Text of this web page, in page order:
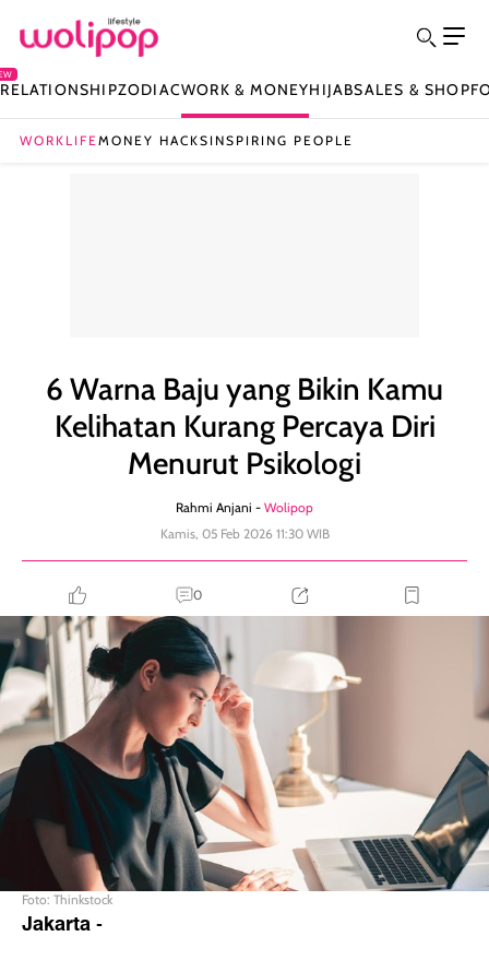
RELATIONSHIPZODIACWORK & MONEYHIJABSALES & SHOP
WORKLIFEMONEY HACKS INSPIRING PEOPLE
6 Warna Baju yang Bikin Kamu
Kelihatan Kurang Percaya Diri
Menurut Psikologi
Rahmi Anjani - Wolipop
Kamis, 05 Feb 2026 11:30 WIB
0
Foto: Thinkstock
Jakarta-